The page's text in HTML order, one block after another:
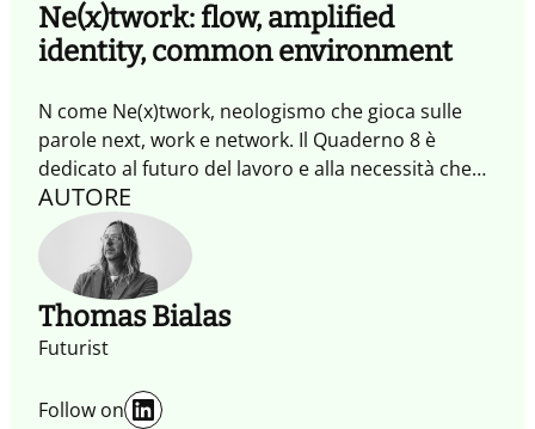
Ne(x)twork: flow, amplified
identity, common environment
N come Ne(x)twork, neologismo che gioca sulle
parole next, work e network. Il Quaderno 8 è
dedicato al futuro del lavoro e alla necessità che
questo sia connesso e condiviso in modo
continuo. Una condivisione che porta alla
creazione del Flow (Flusso) che l’Impresa
collaborativa ha il bisogno di saper dirigere,
coordinare, stimolare ed eventualmente
modificare in itinere.
AUTORE
Thomas Bialas
Futurist
Follow on LinkedIn